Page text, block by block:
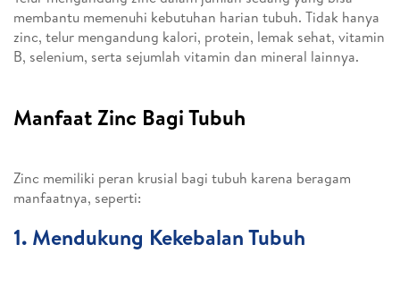
membantu memenuhi kebutuhan harian tubuh. Tidak hanya
zinc, telur mengandung kalori, protein, lemak sehat, vitamin
B, selenium, serta sejumlah vitamin dan mineral lainnya.
Manfaat Zinc Bagi Tubuh
Zinc memiliki peran krusial bagi tubuh karena beragam
manfaatnya, seperti:
1. Mendukung Kekebalan Tubuh